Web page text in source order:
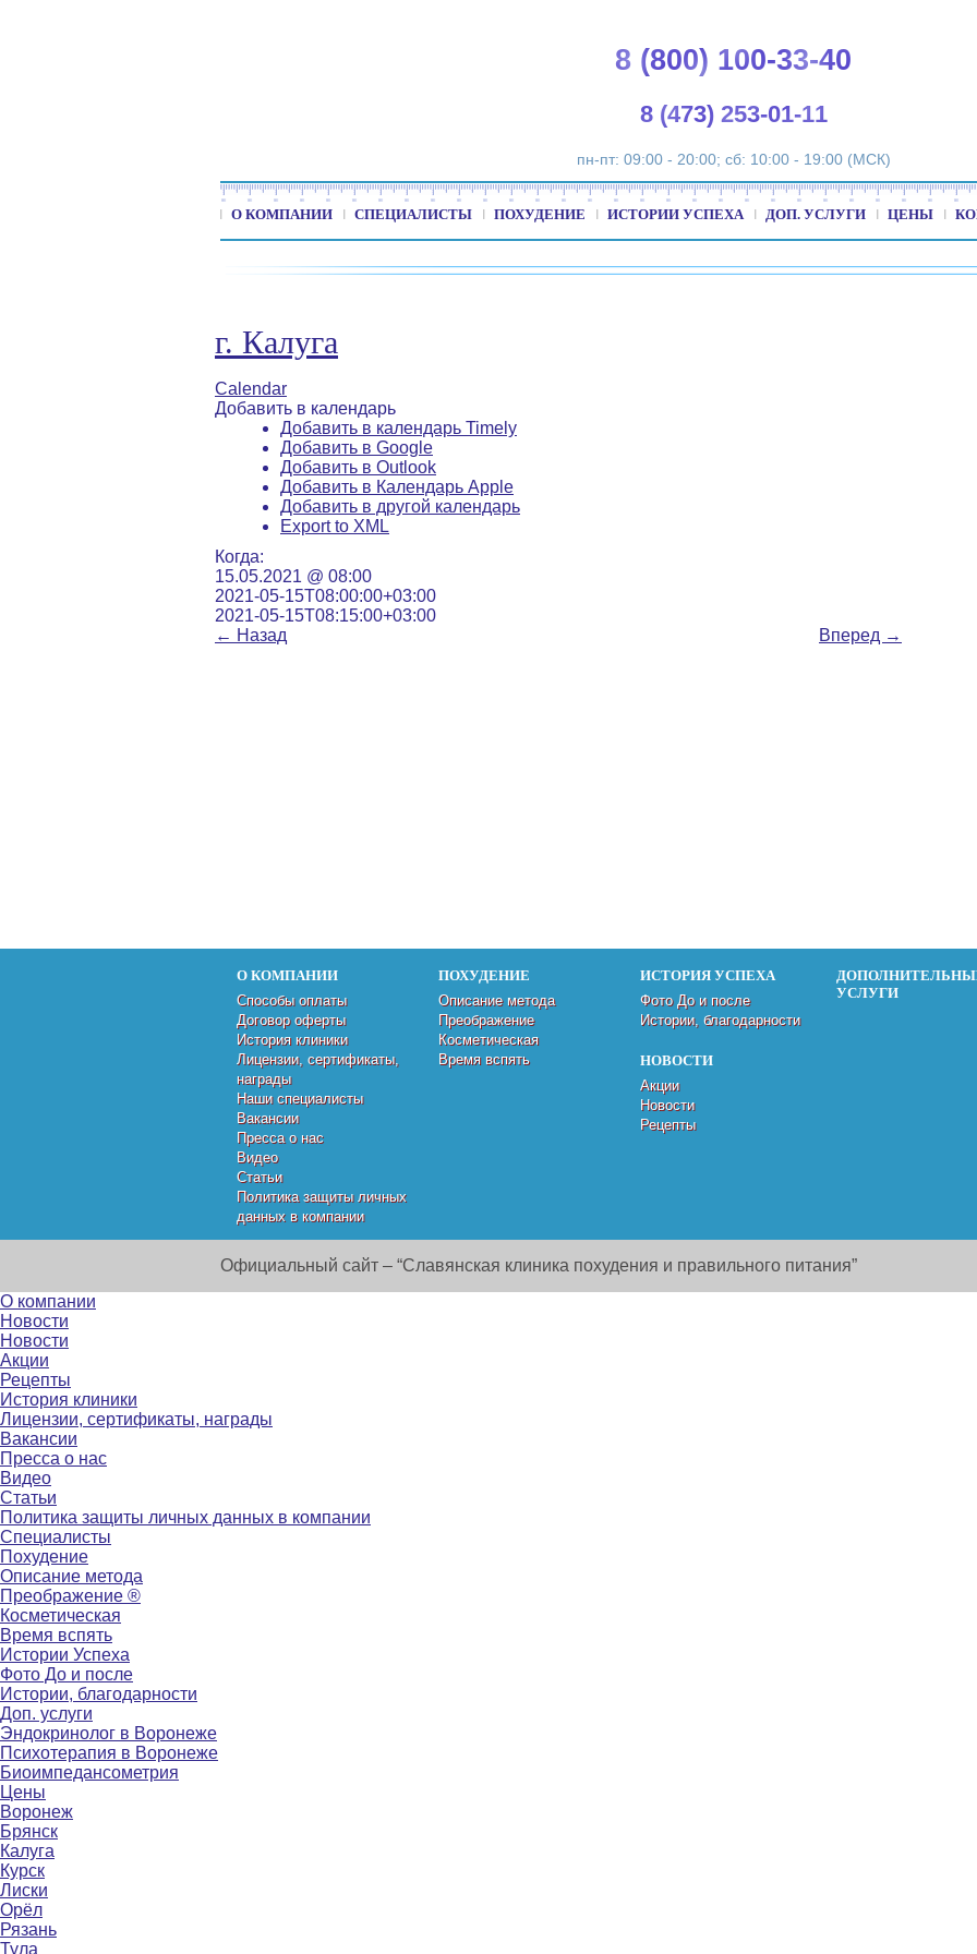
8 (800) 100-33-40
8 (473) 253-01-11
пн-пт: 09:00 - 20:00; сб: 10:00 - 19:00 (МСК)
О КОМПАНИИ СПЕЦИАЛИСТЫ ПОХУДЕНИЕ ИСТОРИИ УСПЕХА ДОП. УСЛУГИ ЦЕНЫ
г. Калуга
Calendar
Добавить в календарь
Добавить в календарь Timely
Добавить в Google
Добавить в Outlook
Добавить в Календарь Apple
Добавить в другой календарь
Export to XML
Когда:
15.05.2021 @ 08:00
2021-05-15T08:00:00+03:00
2021-05-15T08:15:00+03:00
← Назад Вперед →
О КОМПАНИИ
Способы оплаты
Договор оферты
История клиники
Лицензии, сертификаты,
награды
Наши специалисты
Вакансии
Пресса о нас
Видео
Статьи
Политика защиты личных
данных в компании
ПОХУДЕНИЕ
Описание метода
Преображение
Косметическая
Время вспять
ИСТОРИЯ УСПЕХА
Фото До и после
Истории, благодарности
НОВОСТИ
Акции
Новости
Рецепты
УСЛУГИ
Официальный сайт – “Славянская клиника похудения и правильного питания”
О компании
Новости
Новости
Акции
Рецепты
История клиники
Лицензии, сертификаты, награды
Вакансии
Пресса о нас
Видео
Статьи
Политика защиты личных данных в компании
Специалисты
Похудение
Описание метода
Преображение ®
Косметическая
Время вспять
Истории Успеха
Фото До и после
Истории, благодарности
Доп. услуги
Эндокринолог в Воронеже
Психотерапия в Воронеже
Биоимпедансометрия
Цены
Воронеж
Брянск
Калуга
Курск
Лиски
Орёл
Рязань
Тула